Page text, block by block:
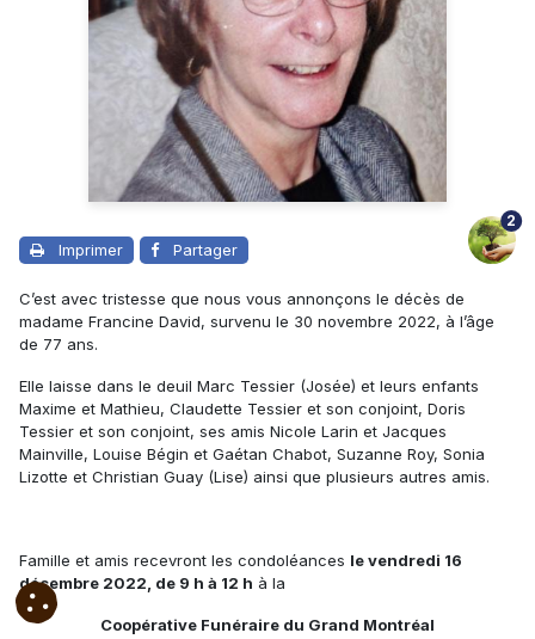
Imprimer Partager
2
C’est avec tristesse que nous vous annonçons le décès de
madame Francine David, survenu le 30 novembre 2022, à l’âge
de 77 ans.
Elle laisse dans le deuil Marc Tessier (Josée) et leurs enfants
Maxime et Mathieu, Claudette Tessier et son conjoint, Doris
Tessier et son conjoint, ses amis Nicole Larin et Jacques
Mainville, Louise Bégin et Gaétan Chabot, Suzanne Roy, Sonia
Lizotte et Christian Guay (Lise) ainsi que plusieurs autres amis.
Famille et amis recevront les condoléances le vendredi 16
décembre 2022, de 9 h à 12 h à la
Coopérative Funéraire du Grand Montréal